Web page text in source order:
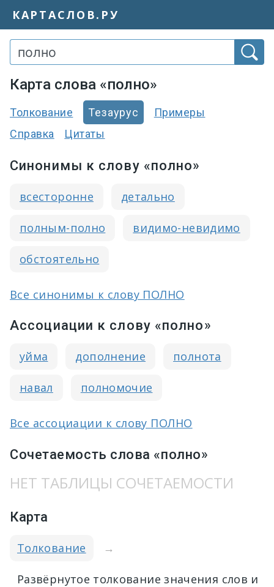
КАРТАСЛОВ.РУ
Карта слова «полно»
Толкование Тезаурус
Примеры
Справка
Цитаты
Синонимы к слову «полно»
всесторонне детально
полным-полно видимо-невидимо
обстоятельно
Все синонимы к слову ПОЛНО
Ассоциации к слову «полно»
уйма дополнение полнота
навал полномочие
Все ассоциации к слову ПОЛНО
Сочетаемость слова «полно»
НЕТ ТАБЛИЦЫ СОЧЕТАЕМОСТИ
Карта
Толкование →
Развёрнутое толкование значения слов и